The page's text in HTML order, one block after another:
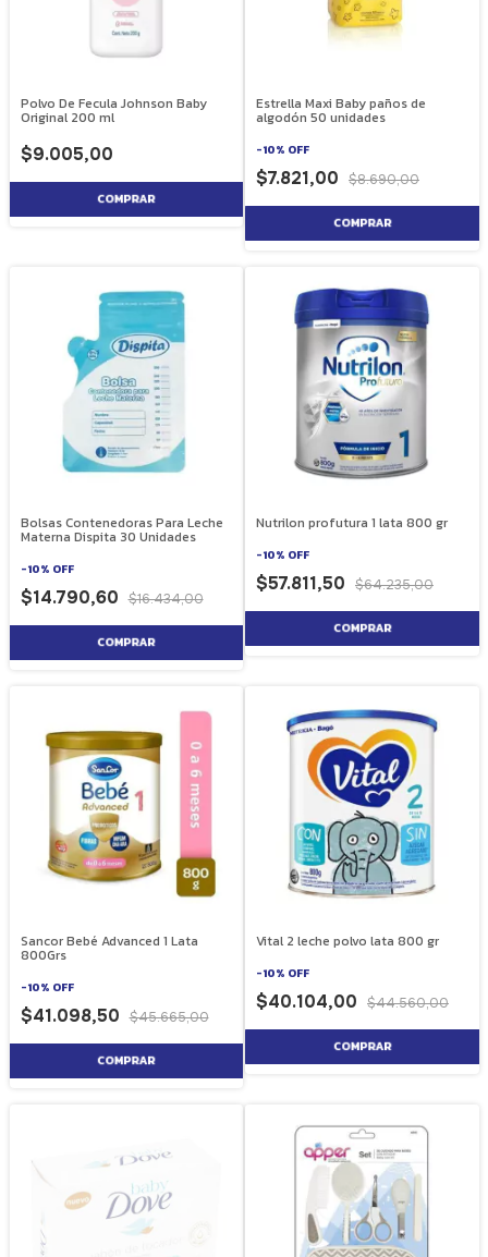
Polvo De Fecula Johnson Baby
Original 200 ml
$9.005,00
Estrella Maxi Baby paños de
algodón 50 unidades
-10% OFF
$7.821,00 $8.690,00
Bolsas Contenedoras Para Leche
Materna Dispita 30 Unidades
-10% OFF
$14.790,60 $16.434,00
Nutrilon profutura 1 lata 800 gr
-10% OFF
$57.811,50 $64.235,00
Sancor Bebé Advanced 1 Lata
800Grs
-10% OFF
$41.098,50 $45.665,00
Vital 2 leche polvo lata 800 gr
-10% OFF
$40.104,00 $44.560,00